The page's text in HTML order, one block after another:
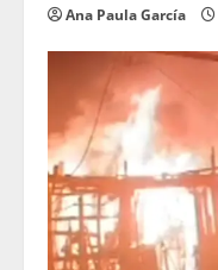
Ana Paula García